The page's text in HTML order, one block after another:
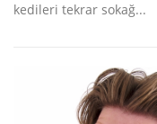
kedileri tekrar sokağ...